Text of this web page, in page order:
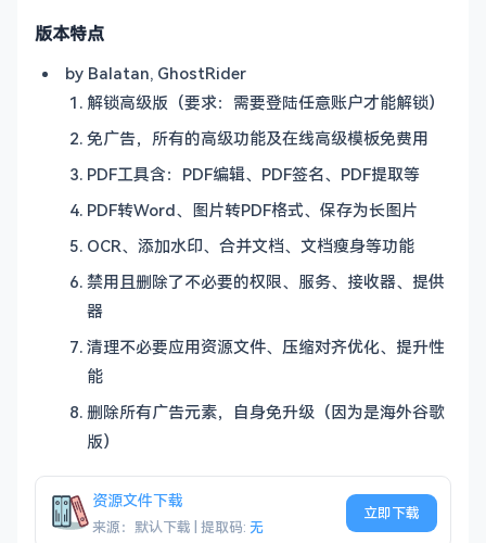
版本特点
by Balatan, GhostRider
解锁高级版（要求：需要登陆任意账户才能解锁）
免广告，所有的高级功能及在线高级模板免费用
PDF工具含：PDF编辑、PDF签名、PDF提取等
PDF转Word、图片转PDF格式、保存为长图片
OCR、添加水印、合并文档、文档瘦身等功能
禁用且删除了不必要的权限、服务、接收器、提供
器
清理不必要应用资源文件、压缩对齐优化、提升性
能
删除所有广告元素，自身免升级（因为是海外谷歌
版）
资源文件下载
来源：默认下载 | 提取码: 无
立即下载